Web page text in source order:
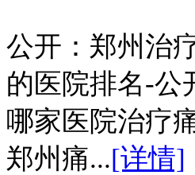
公开：郑州治
的医院排名-公
哪家医院治疗
郑州痛...[详情]